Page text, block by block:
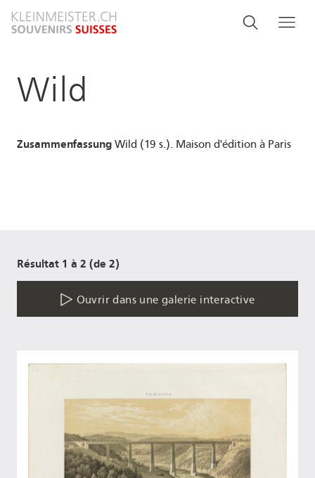
au
Search
Rechercher
Wild
Zusammenfassung Wild (19 s.). Maison d'édition à Paris
Résultat 1 à 2 (de 2)
Ouvrir dans une galerie interactive